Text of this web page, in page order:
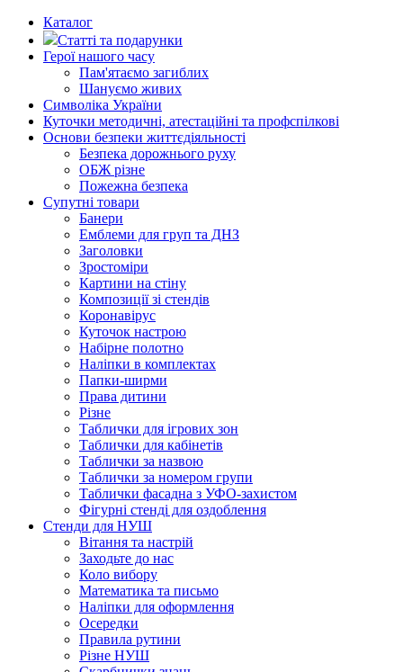
Каталог
Статті та подарунки
Герої нашого часу
Пам'ятаємо загиблих
Шануємо живих
Символіка України
Куточки методичні, атестаційні та профспілкові
Основи безпеки життєдіяльності
Безпека дорожнього руху
ОБЖ різне
Пожежна безпека
Супутні товари
Банери
Емблеми для груп та ДНЗ
Заголовки
Зростоміри
Картини на стіну
Композиції зі стендів
Коронавірус
Куточок настрою
Набірне полотно
Наліпки в комплектах
Папки-ширми
Права дитини
Різне
Таблички для ігрових зон
Таблички для кабінетів
Таблички за назвою
Таблички за номером групи
Таблички фасадна з УФО-захистом
Фігурні стенді для оздоблення
Стенди для НУШ
Вітання та настрій
Заходьте до нас
Коло вибору
Математика та письмо
Наліпки для оформлення
Осередки
Правила рутини
Різне НУШ